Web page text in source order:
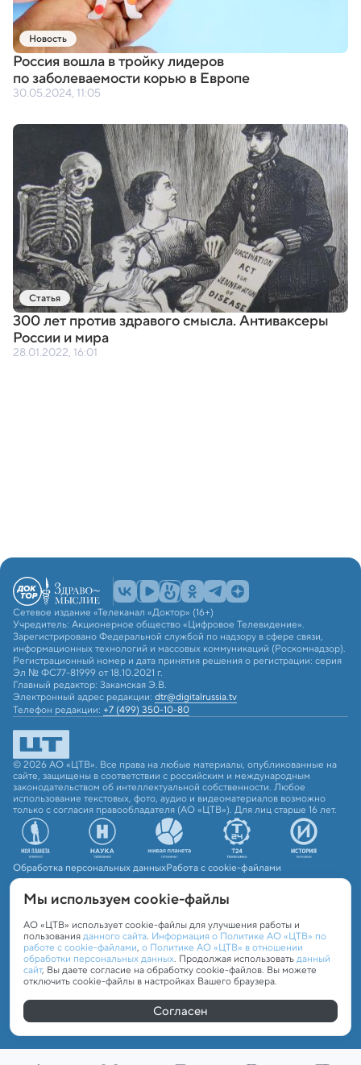
Новость
Россия вошла в тройку лидеров
по заболеваемости корью в Европе
30.05.2024, 11:05
Статья
300 лет против здравого смысла. Антиваксеры
России и мира
28.01.2022, 16:01
Сетевое издание «Телеканал «Доктор» (16+)
Учредитель: Акционерное общество «Цифровое Телевидение».
Зарегистрировано Федеральной службой по надзору в сфере связи,
информационных технологий и массовых коммуникаций (Роскомнадзор).
Регистрационный номер и дата принятия решения о регистрации: серия
Эл № ФС77-81999 от 18.10.2021 г.
Главный редактор: Закамская Э.В.
Электронный адрес редакции: dtr@digitalrussia.tv
Телефон редакции: +7 (499) 350-10-80
© 2026 АО «ЦТВ». Все права на любые материалы, опубликованные на
сайте, защищены в соответствии с российским и международным
законодательством об интеллектуальной собственности. Любое
использование текстовых, фото, аудио и видеоматериалов возможно
только с согласия правообладателя (АО «ЦТВ»). Для лиц старше 16 лет.
Обработка персональных данныхРабота с cookie-файлами
Мы используем сookie-файлы
АО «ЦТВ» использует cookie-файлы для улучшения работы и
пользованияданного сайта. Информация о Политике АО «ЦТВ» по
работе с cookie-файлами, о Политике АО «ЦТВ» в отношении
обработки персональных данных. Продолжая использоватьданный
сайт, Вы даете согласие на обработку cookie-файлов. Вы можете
отключить cookie-файлы в настройках Вашего браузера.
Согласен